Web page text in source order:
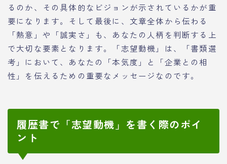
るのか、その具体的なビジョンが示されているかが重
要になります。そして最後に、文章全体から伝わる
「熱意」や「誠実さ」も、あなたの人柄を判断する上
で大切な要素となります。「志望動機」は、「書類選
考」において、あなたの「本気度」と「企業との相
性」を伝えるための重要なメッセージなのです。
履歴書で「志望動機」を書く際のポイ
ント